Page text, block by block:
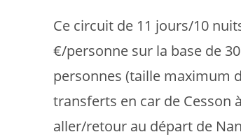
Ce circuit de 11 jours/10
€/personne sur la base de
personnes (taille maximum
transferts en car de Cesson
aller/retour au départ de